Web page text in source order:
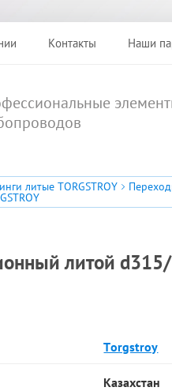
Контакты Наши
литые TORGSTROY
литой d315/
Torgstroy
Казахстан